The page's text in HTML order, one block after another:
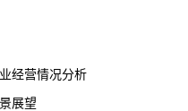
营情况分析
展望